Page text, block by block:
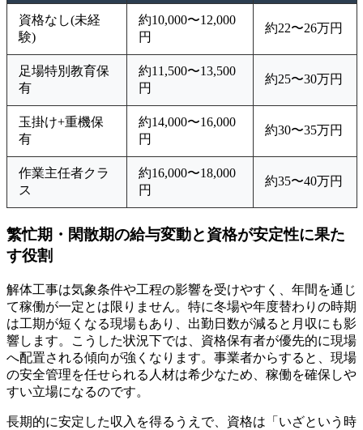
資格なし(未経
験)
約10,000〜12,000
円
約22〜26万円
足場特別教育保
有
約11,500〜13,500
円
約25〜30万円
玉掛け+重機保
有
約14,000〜16,000
円
約30〜35万円
作業主任者クラ
ス
約16,000〜18,000
円
約35〜40万円
繁忙期・閑散期の給与変動と資格が安定性に果た
す役割
解体工事は気象条件や工程の影響を受けやすく、年間を通じ
て稼働が一定とは限りません。特に冬場や年度替わりの時期
は工期が短くなる現場もあり、出勤日数が減ると月収にも影
響します。こうした状況下では、資格保有者が優先的に現場
へ配置される傾向が強くなります。事業者からすると、現場
の安全管理を任せられる人材は希少なため、稼働を確保しや
すい立場になるのです。
長期的に安定した収入を得るうえで、資格は「いざという時